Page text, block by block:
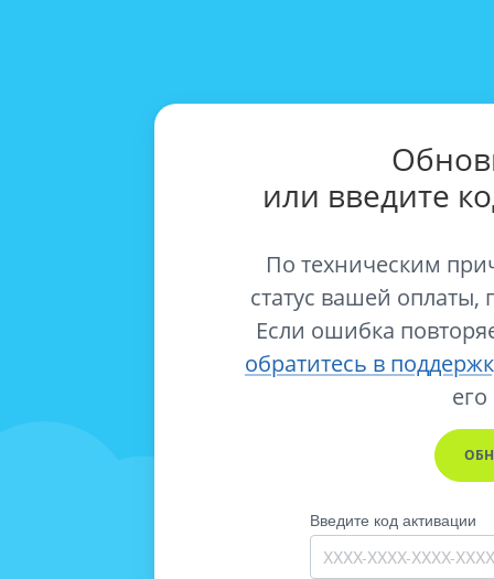
или введите
По техническим
статус вашей оплаты,
Если ошибка
обратитесь в
его
Введите код активации